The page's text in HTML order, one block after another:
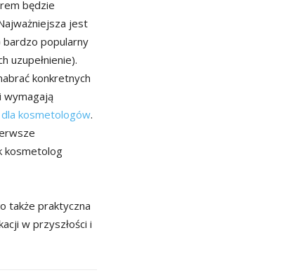
będzie
jest
popularny
uzupełnienie).
konkretnych
wymagają
dla kosmetologów.
kosmetolog
także praktyczna
w przyszłości i